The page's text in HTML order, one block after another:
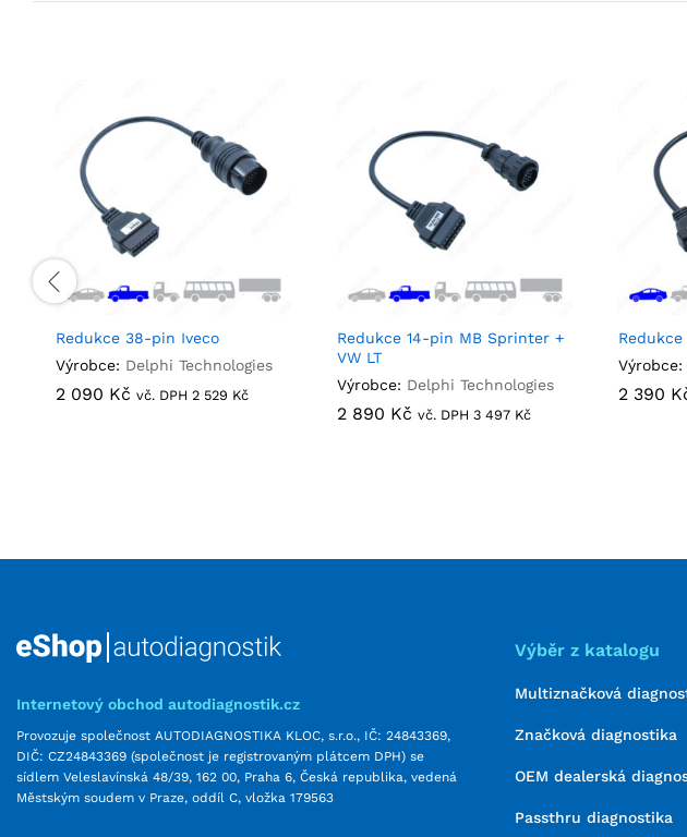
Redukce 38-pin Iveco
Výrobce: Delphi Technologies
2 090 Kč vč. DPH 2 529 Kč
2 090 Kč 2 529 Kč
Redukce 14-pin MB Sprinter +
VW LT
Výrobce: Delphi Technologies
2 890 Kč vč. DPH 3 497 Kč
2 890 Kč 3 497 Kč
Výrobce:
2 390
2 390
Internetový obchod autodiagnostik.cz
Provozuje společnost AUTODIAGNOSTIKA KLOC, s.r.o., IČ: 24843369,
DIČ: CZ24843369 (společnost je registrovaným plátcem DPH) se
sídlem Veleslavínská 48/39, 162 00, Praha 6, Česká republika, vedená
Městským soudem v Praze, oddíl C, vložka 179563
Výběr z katalogu
Multiznačková
Značková diagnostika
OEM dealerská
Passthru diagnostika